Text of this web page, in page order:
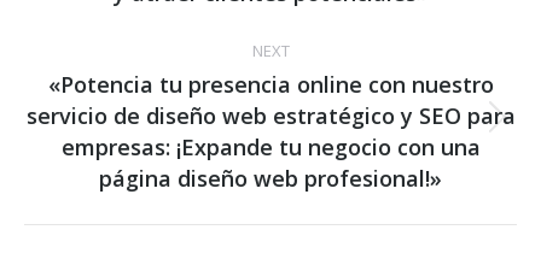
NEXT
Next
post:
«Potencia tu presencia online con nuestro
servicio de diseño web estratégico y SEO para
empresas: ¡Expande tu negocio con una
página diseño web profesional!»